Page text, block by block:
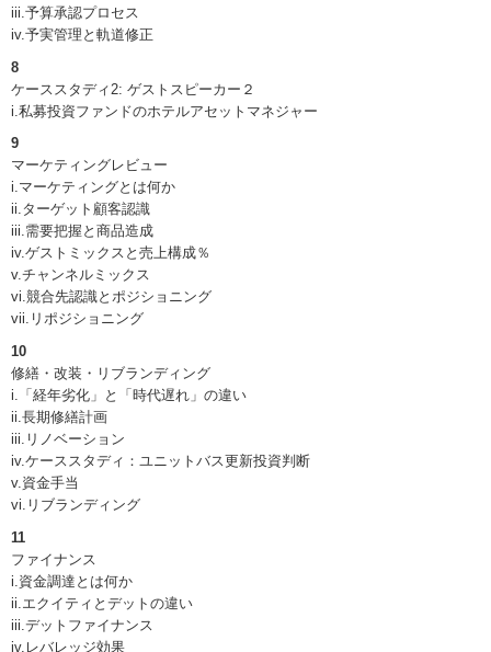
iii.予算承認プロセス
iv.予実管理と軌道修正
8
ケーススタディ2: ゲストスピーカー２
i.私募投資ファンドのホテルアセットマネジャー
9
マーケティングレビュー
i.マーケティングとは何か
ii.ターゲット顧客認識
iii.需要把握と商品造成
iv.ゲストミックスと売上構成％
v.チャンネルミックス
vi.競合先認識とポジショニング
vii.リポジショニング
10
修繕・改装・リブランディング
i.「経年劣化」と「時代遅れ」の違い
ii.長期修繕計画
iii.リノベーション
iv.ケーススタディ：ユニットバス更新投資判断
v.資金手当
vi.リブランディング
11
ファイナンス
i.資金調達とは何か
ii.エクイティとデットの違い
iii.デットファイナンス
iv.レバレッジ効果